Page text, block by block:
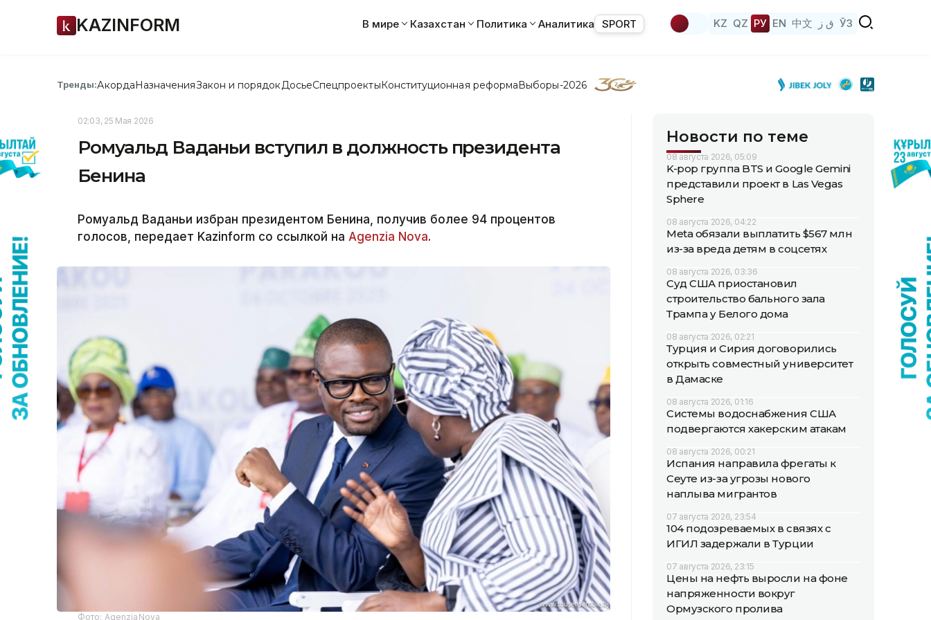
KAZINFORM В мире Казахстан Политика Аналитика SPORT KZ QZ РУ EN 中文 ق ز ЎЗ
Тренды:АкордаНазначенияЗакон и порядок ДосьеСпецпроектыКонституционная реформаВыборы-2026
02:03, 25 Мая 2026
Ромуальд Ваданьи вступил в должность президента
Бенина
Ромуальд Ваданьи избран президентом Бенина, получив более 94 процентов
голосов, передает Kazinform со ссылкой на Agenzia Nova.
Фото: AgenziaNova
Новости по теме
08 августа 2026, 05:09
K-pop группа BTS и Google Gemini
представили проект в Las Vegas
Sphere
08 августа 2026, 04:22
Meta обязали выплатить $567 млн
из-за вреда детям в соцсетях
08 августа 2026, 03:36
Суд США приостановил
строительство бального зала
Трампа у Белого дома
08 августа 2026, 02:21
Турция и Сирия договорились
открыть совместный университет
в Дамаске
08 августа 2026, 01:16
Системы водоснабжения США
подвергаются хакерским атакам
08 августа 2026, 00:21
Испания направила фрегаты к
Сеуте из-за угрозы нового
наплыва мигрантов
07 августа 2026, 23:54
104 подозреваемых в связях с
ИГИЛ задержали в Турции
07 августа 2026, 23:15
Цены на нефть выросли на фоне
напряженности вокруг
Ормузского пролива